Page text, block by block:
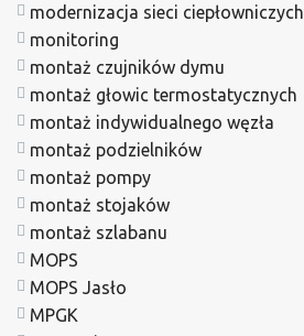
modernizacja sieci ciepłowniczych
monitoring
montaż czujników dymu
montaż głowic termostatycznych
montaż indywidualnego węzła
montaż podzielników
montaż pompy
montaż stojaków
montaż szlabanu
MOPS
MOPS Jasło
MPGK